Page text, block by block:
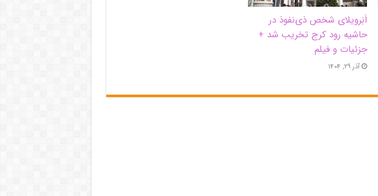
اَبَر‌ویلای شخص ذی‌نفوذ در
حاشیه‌ رود کرج تخریب شد +
جزئیات و فیلم
آذر ۲۹, ۱۴۰۴